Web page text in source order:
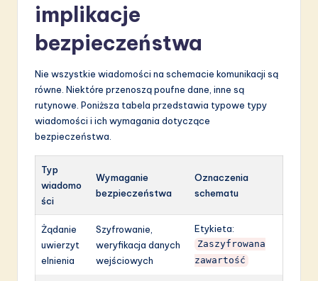
implikacje
bezpieczeństwa
Nie wszystkie wiadomości na schemacie komunikacji są
równe. Niektóre przenoszą poufne dane, inne są
rutynowe. Poniższa tabela przedstawia typowe typy
wiadomości i ich wymagania dotyczące
bezpieczeństwa.
Typ
wiadomo
ści
Wymaganie
bezpieczeństwa
Oznaczenia
schematu
Żądanie
uwierzyt
elnienia
Szyfrowanie,
weryfikacja danych
wejściowych
Etykieta:
Zaszyfrowana
zawartość